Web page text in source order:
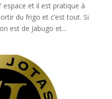
espace et il est pratique à
du frigo et c’est tout. Si
est de Jabugo et...